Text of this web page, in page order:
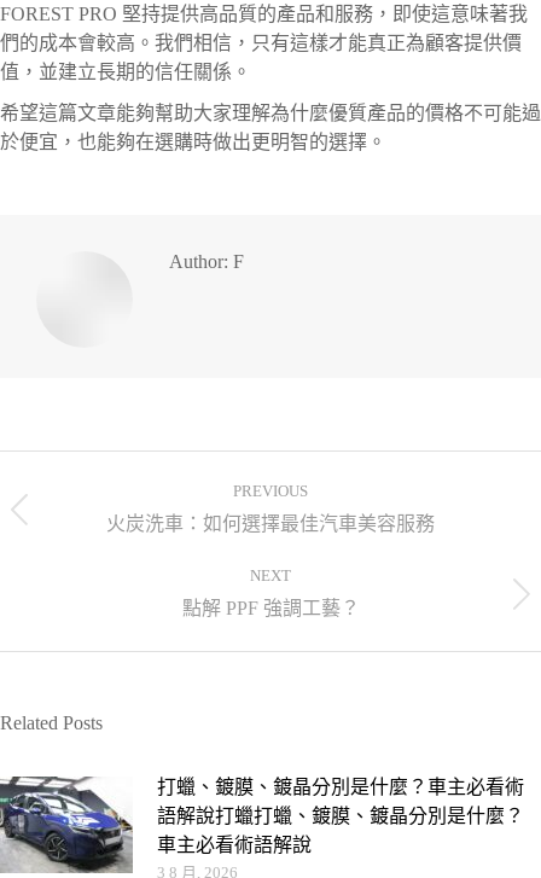
FOREST PRO 堅持提供高品質的產品和服務，即使這意味著我
們的成本會較高。我們相信，只有這樣才能真正為顧客提供價
值，並建立長期的信任關係。
希望這篇文章能夠幫助大家理解為什麼優質產品的價格不可能過
於便宜，也能夠在選購時做出更明智的選擇。
Author: F
PREVIOUS
火炭洗車：如何選擇最佳汽車美容服務
NEXT
點解 PPF 強調工藝？
Related Posts
打蠟、鍍膜、鍍晶分別是什麼？車主必看術
語解說打蠟打蠟、鍍膜、鍍晶分別是什麼？
車主必看術語解說
3 8 月, 2026